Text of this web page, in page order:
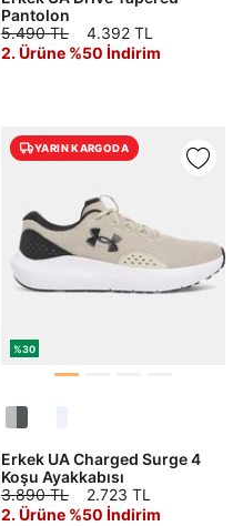
Pantolon
5.490 TL
4.392 TL
2. Ürüne %50 İndirim
%30
YARIN KARGODA
Erkek UA Charged Surge 4
Koşu Ayakkabısı
3.890 TL
2.723 TL
2. Ürüne %50 İndirim